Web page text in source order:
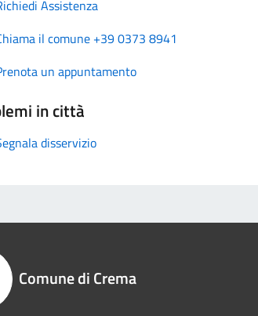
Assistenza
il comune +39 0373 8941
un appuntamento
in città
disservizio
Comune di Crema